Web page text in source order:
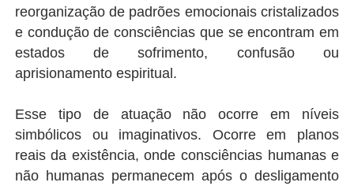
reorganização de padrões emocionais cristalizados
e condução de consciências que se encontram em
estados de sofrimento, confusão ou
aprisionamento espiritual.
Esse tipo de atuação não ocorre em níveis
simbólicos ou imaginativos. Ocorre em planos
reais da existência, onde consciências humanas e
não humanas permanecem após o desligamento